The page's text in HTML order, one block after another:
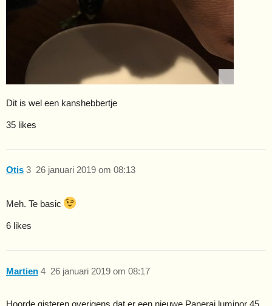
Dit is wel een kanshebbertje
35 likes
Otis 26 januari 2019 om 08:13
3
Meh. Te basic
6 likes
Martien 26 januari 2019 om 08:17
4